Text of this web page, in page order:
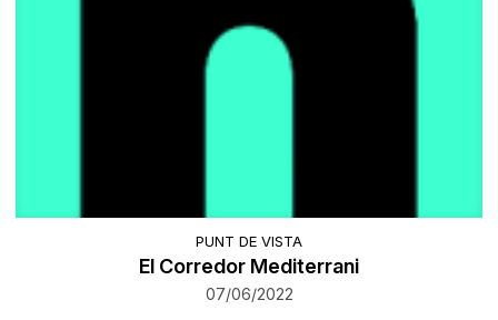
PUNT DE VISTA
El Corredor Mediterrani
07/06/2022